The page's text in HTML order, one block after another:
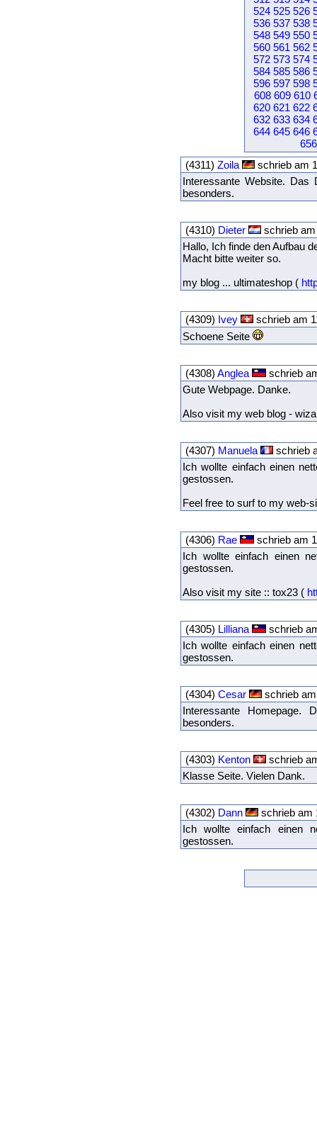
524 525 526
536 537 538
548 549 550
560 561 562
572 573 574
584 585 586
596 597 598
608 609 610
620 621 622
632 633 634
644 645 646
656
(4311) Zoila
schrieb am
Interessante Website. Das
besonders.
(4310) Dieter
schrieb
Hallo, Ich finde den Aufbau
Macht bitte weiter so.
my blog ... ultimateshop (
(4309) Ivey
schrieb am
Schoene Seite
(4308) Anglea
schrieb
Gute Webpage. Danke.
Also visit my web blog -
(4307) Manuela
schrieb
Ich wollte einfach einen
gestossen.
Feel free to surf to my web-
(4306) Rae
schrieb am
Ich wollte einfach einen
gestossen.
Also visit my site :: tox23 (
(4305) Lilliana
schrieb
Ich wollte einfach einen
gestossen.
(4304) Cesar
schrieb
Interessante Homepage.
besonders.
(4303) Kenton
schrieb
Klasse Seite. Vielen Dank.
(4302) Dann
schrieb am
Ich wollte einfach einen
gestossen.